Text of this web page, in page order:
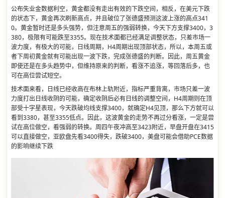
公布失业金数据利空，黄金都没有走出有效的下跌空间，相反，在美元下跌
的状态下，黄金再次刷新高点，并且破位了张德盛预测这波上涨的高点341
0。黄金暂时还是多头强势，但注意周五的强弱转换，今天下方支撑3400，3
380，极限有可能跌至3355。现在技术面都已经满足调整状态，只差市场一
波力度，有极大的可能，日线周期，H4周期出现顶部状态，所以，本周五或
者下周初黄金就有可能出现一波下跌，完成张德盛的判断。因此，周五黄金
即使还是在多头趋势中，但维持原来的判断，看涨不追涨，等回落后多，也
可在高位尝试短空。
技术面来看，日线已经收高在布林上轨附近，指标严重背离，市场只差一波
力度打出日线收阴的可能，确定收阴后必有日线的调整空间，H4周期则在顶
部受十字星表现，今天跌破均线支撑3400，就确定H4见顶，那么下方就可以
看到3380，甚至3355低点。因此，这波黄金的走势不再过分看涨，一定是尝
试在高位做空，看强弱的转换。周四午夜冲高至3423附近，早盘开盘在3415
可以直接做空，亚欧盘先看3400得失，跌破3400，美盘可能会借助PCE数据
的影响继续下跌